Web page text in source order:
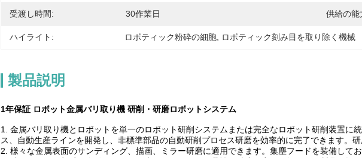
受渡し時間: 30作業日 供給の能
ハイライト: ロボティック粉砕の細胞 ロボティック刻み目を取り除く機械
製品説明
1年保証 ロボット金属バリ取り機 研削・研磨ロボットシステム
1. 金属バリ取り機とロボットを単一のロボット研削システムまたは完全なロボット研削装置に
ス、自動生産ラインを開発し、非標準部品の自動研削プロセス研磨を効率的に完了できます。研
2. 様々な金属表面のサンディング、描画、ミラー研磨に適用できます。集塵フードを装備して